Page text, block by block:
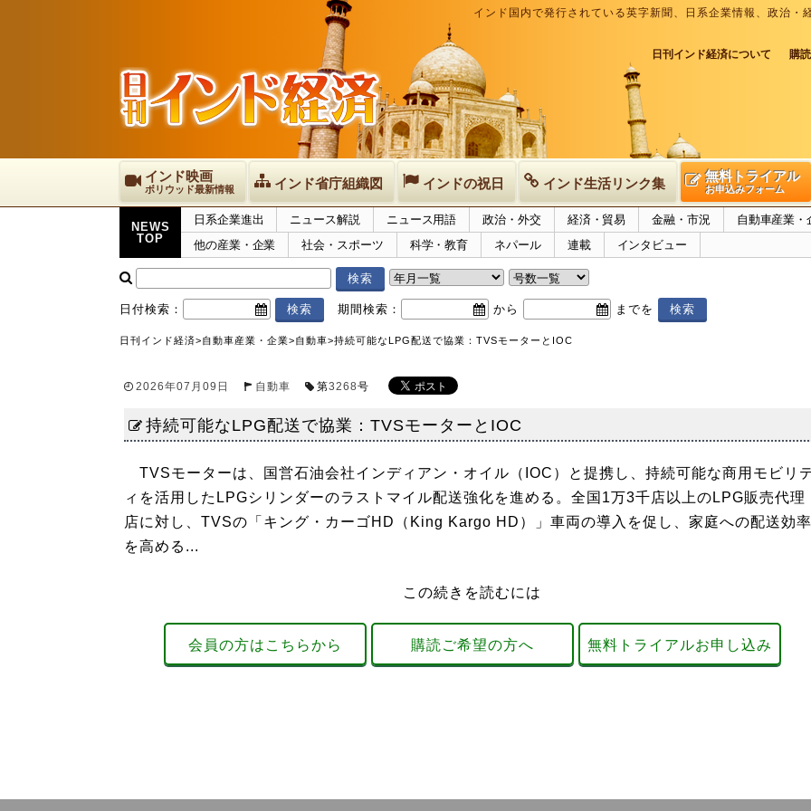
インド国内で発行されている英字新聞、日系企業情報、政治
日刊インド経済について 購
インド映画
ボリウッド最新情報 インド省庁組織図 インドの祝日 インド生活リンク集 無料トライアル
お申込みフォーム
NEWS
TOP
日系企業進出 ニュース解説 ニュース用語 政治・外交 経済・貿易 金融・市況
自動車産業・
他の産業・企業
社会・スポーツ 科学・教育 ネパール 連載 インタビュー
日付検索： 期間検索： から までを
日刊インド経済>自動車産業・企業>自動車>持続可能なLPG配送で協業：TVSモーターとIOC
2026年07月09日 自動車 第3268号
持続可能なLPG配送で協業：TVSモーターとIOC
TVSモーターは、国営石油会社インディアン・オイル（IOC）と提携し、持続可能な商用モビリ
ィを活用したLPGシリンダーのラストマイル配送強化を進める。全国1万3千店以上のLPG販売代理
店に対し、TVSの「キング・カーゴHD（King Kargo HD）」車両の導入を促し、家庭への配送効率
を高める...
この続きを読むには
会員の方はこちらから 購読ご希望の方へ 無料トライアルお申し込み